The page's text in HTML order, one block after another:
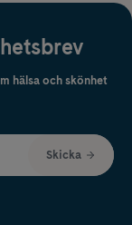
hälsa och skönhet
Skicka